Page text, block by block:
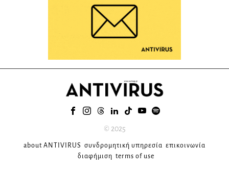
© 2025
about ANTIVIRUS συνδρομητική υπηρεσία επικοινωνία
διαφήμιση terms of use